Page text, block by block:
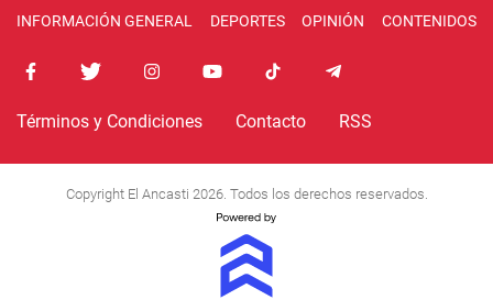
INFORMACIÓN GENERAL DEPORTES OPINIÓN CONTENIDOS
Términos y Condiciones Contacto RSS
Copyright El Ancasti 2026. Todos los derechos reservados.